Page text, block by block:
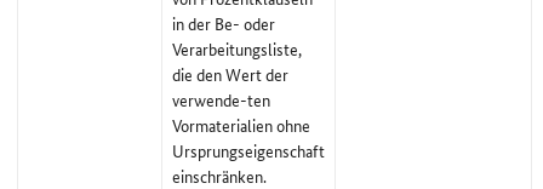
in der Be- oder
Verarbeitungsliste,
die den Wert der
verwende-ten
Vormaterialien ohne
Ursprungseigenschaft
einschränken.